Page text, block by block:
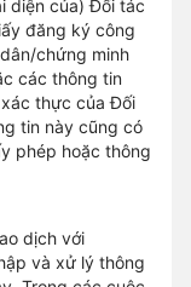
diện của) Đối tác
đăng ký công
chứng minh
các thông tin
thực của Đối
tin này cũng có
phép hoặc thông
dịch với
và xử lý thông